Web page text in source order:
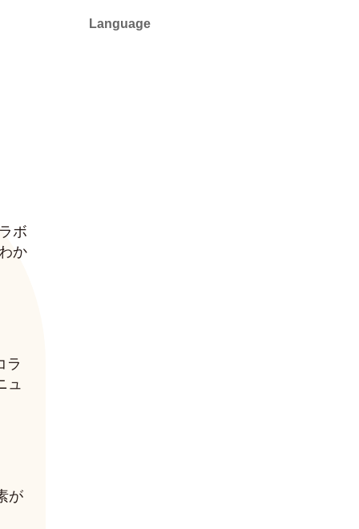
ボ
か
ラ
ュ
が
Language